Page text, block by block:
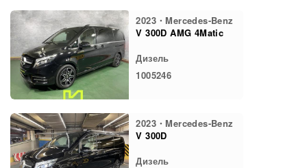
2023・Mercedes-Benz
V 300D AMG 4Matic
Дизель
1005246
2023・Mercedes-Benz
V 300D
Дизель